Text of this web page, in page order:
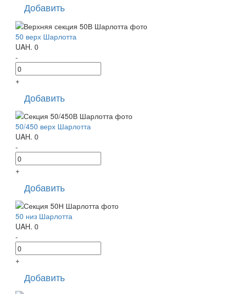
Добавить
50 верх Шарлотта
UAH. 0
-
+
Добавить
50/450 верх Шарлотта
UAH. 0
-
+
Добавить
50 низ Шарлотта
UAH. 0
-
+
Добавить